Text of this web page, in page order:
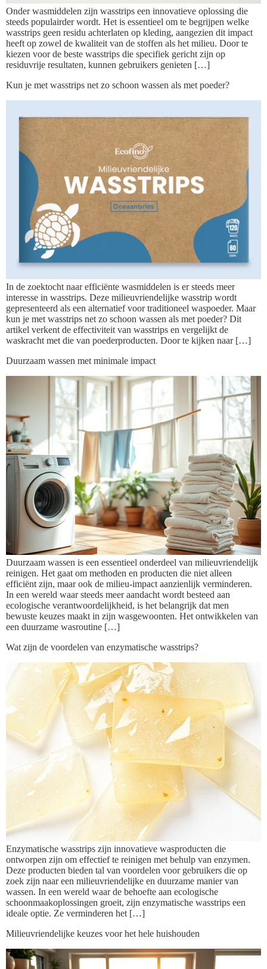
Onder wasmiddelen zijn wasstrips een innovatieve oplossing die
steeds populairder wordt. Het is essentieel om te begrijpen welke
wasstrips geen residu achterlaten op kleding, aangezien dit impact
heeft op zowel de kwaliteit van de stoffen als het milieu. Door te
kiezen voor de beste wasstrips die specifiek gericht zijn op
residuvrije resultaten, kunnen gebruikers genieten […]
Kun je met wasstrips net zo schoon wassen als met poeder?
In de zoektocht naar efficiënte wasmiddelen is er steeds meer
interesse in wasstrips. Deze milieuvriendelijke wasstrip wordt
gepresenteerd als een alternatief voor traditioneel waspoeder. Maar
kun je met wasstrips net zo schoon wassen als met poeder? Dit
artikel verkent de effectiviteit van wasstrips en vergelijkt de
waskracht met die van poederproducten. Door te kijken naar […]
Duurzaam wassen met minimale impact
Duurzaam wassen is een essentieel onderdeel van milieuvriendelijk
reinigen. Het gaat om methoden en producten die niet alleen
efficiënt zijn, maar ook de milieu-impact aanzienlijk verminderen.
In een wereld waar steeds meer aandacht wordt besteed aan
ecologische verantwoordelijkheid, is het belangrijk dat men
bewuste keuzes maakt in zijn wasgewoonten. Het ontwikkelen van
een duurzame wasroutine […]
Wat zijn de voordelen van enzymatische wasstrips?
Enzymatische wasstrips zijn innovatieve wasproducten die
ontworpen zijn om effectief te reinigen met behulp van enzymen.
Deze producten bieden tal van voordelen voor gebruikers die op
zoek zijn naar een milieuvriendelijke en duurzame manier van
wassen. In een wereld waar de behoefte aan ecologische
schoonmaakoplossingen groeit, zijn enzymatische wasstrips een
ideale optie. Ze verminderen het […]
Milieuvriendelijke keuzes voor het hele huishouden